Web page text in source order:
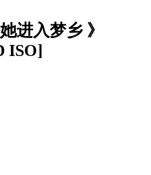
进入梦乡 》
ISO]